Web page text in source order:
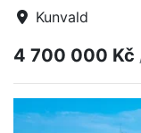
Kunvald
4 700 000 Kč